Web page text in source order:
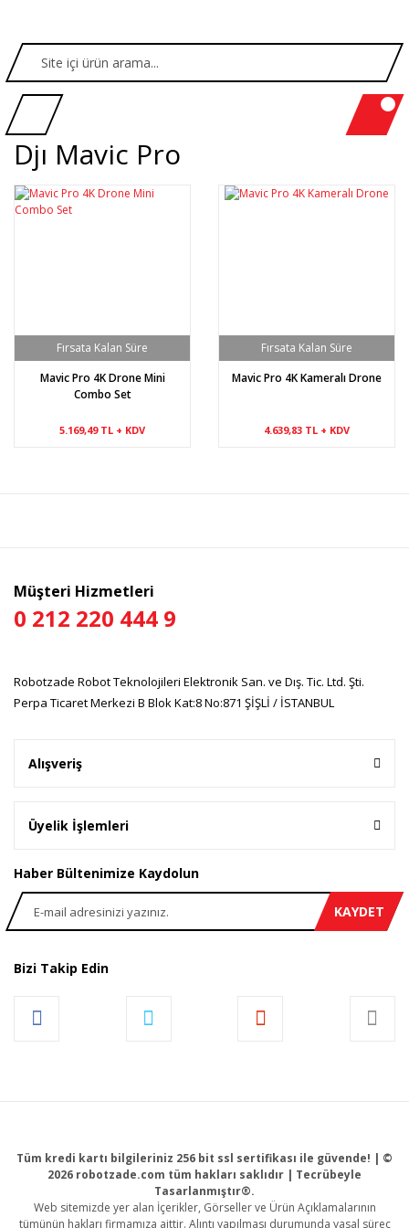
Djı Mavic Pro
Mavic Pro 4K Drone Mini
Combo Set
5.169,49 TL + KDV
Mavic Pro 4K Kameralı Drone
4.639,83 TL + KDV
Müşteri Hizmetleri
0 212 220 444 9
Robotzade Robot Teknolojileri Elektronik San. ve Dış. Tic. Ltd. Şti.
Perpa Ticaret Merkezi B Blok Kat:8 No:871 ŞİŞLİ / İSTANBUL
Alışveriş
Üyelik İşlemleri
Haber Bültenimize Kaydolun
KAYDET
Bizi Takip Edin
Tüm kredi kartı bilgileriniz 256 bit ssl sertifikası ile güvende! | ©
2026 robotzade.com tüm hakları saklıdır | Tecrübeyle
Tasarlanmıştır®.
Web sitemizde yer alan İçerikler, Görseller ve Ürün Açıklamalarının
tümünün hakları firmamıza aittir. Alıntı yapılması durumunda yasal süreç